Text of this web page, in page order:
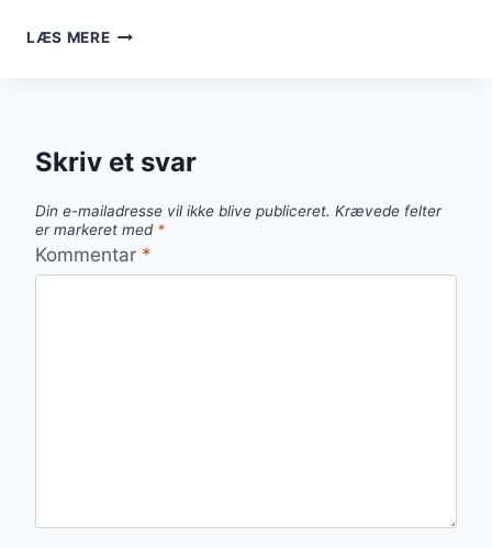
LÆS MEREPASSIONSFRUGT
Skriv et svar
Din e-mailadresse vil ikke blive publiceret. Krævede felter
er markeret med *
Kommentar *